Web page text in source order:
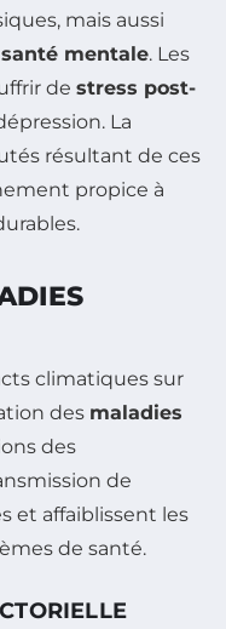
mais aussi
santé mentale. Les
de stress post-
La
résultant de ces
propice à
climatiques sur
des maladies
des
de
et affaiblissent les
de santé.